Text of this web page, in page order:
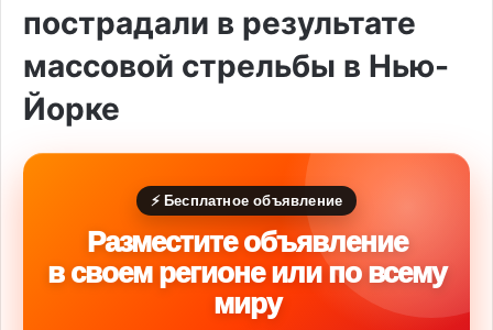
пострадали в результате
массовой стрельбы в Нью-
Йорке
⚡ Бесплатное объявление
Разместите объявление
в своем регионе или по всему
миру